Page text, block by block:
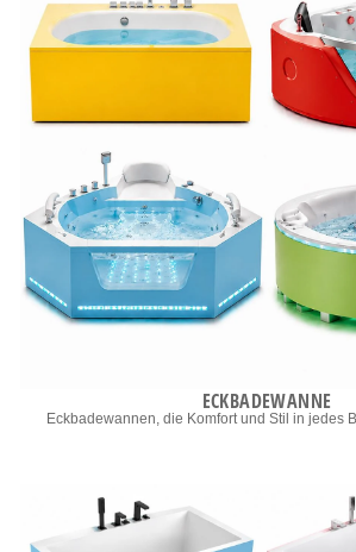
ECKBADEWANNE
Eckbadewannen, die Komfort und Stil in jedes